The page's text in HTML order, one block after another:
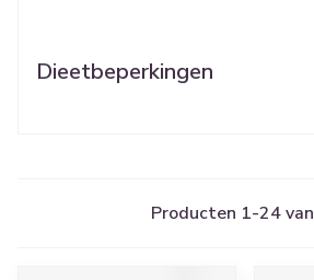
Dieetbeperkingen
Producten 1-24van